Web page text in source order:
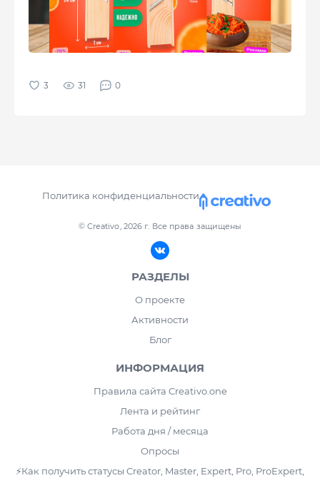
31 0
© Creativo, 2026 г. Все права защищены
Политика конфиденциальности
РАЗДЕЛЫ
О проекте
Активности
Блог
ИНФОРМАЦИЯ
Правила сайта Creativo.one
Лента и рейтинг
Работа дня / месяца
Опросы
⚡️Как получить статусы Creator, Master, Expert, Pro, ProExpert,